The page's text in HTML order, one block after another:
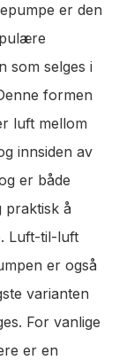
er den
som selges i
formen
luft mellom
innsiden av
er både
praktisk å
Luft-til-luft
er også
varianten
For vanlige
er en